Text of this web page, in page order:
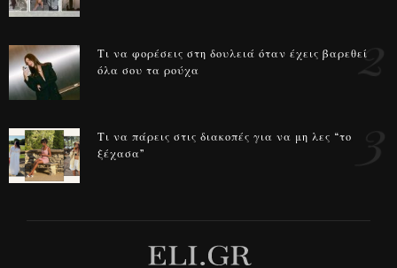
Τι να φορέσεις στη δουλειά όταν έχεις βαρεθεί
όλα σου τα ρούχα
2
Τι να πάρεις στις διακοπές για να μη λες “το
ξέχασα”